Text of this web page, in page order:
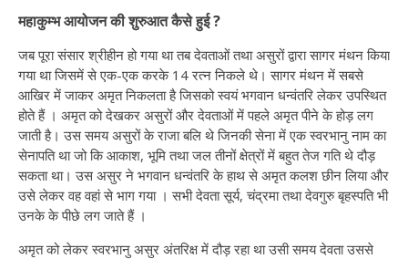
महाकुम्भ आयोजन की शुरुआत कैसे हुई ?
जब पूरा संसार श्रीहीन हो गया था तब देवताओं तथा असुरों द्वारा सागर मंथन किया
गया था जिसमें से एक-एक करके 14 रत्न निकले थे। सागर मंथन में सबसे
आखिर में जाकर अमृत निकलता है जिसको स्वयं भगवान धन्वंतरि लेकर उपस्थित
होते हैं । अमृत को देखकर असुरों और देवताओं में पहले अमृत पीने के होड़ लग
जाती है। उस समय असुरों के राजा बलि थे जिनकी सेना में एक स्वरभानु नाम का
सेनापति था जो कि आकाश, भूमि तथा जल तीनों क्षेत्रों में बहुत तेज गति थे दौड़
सकता था। उस असुर ने भगवान धन्वंतरि के हाथ से अमृत कलश छीन लिया और
उसे लेकर वह वहां से भाग गया । सभी देवता सूर्य, चंद्रमा तथा देवगुरु बृहस्पति भी
उनके के पीछे लग जाते हैं ।
अमृत को लेकर स्वरभानु असुर अंतरिक्ष में दौड़ रहा था उसी समय देवता उससे